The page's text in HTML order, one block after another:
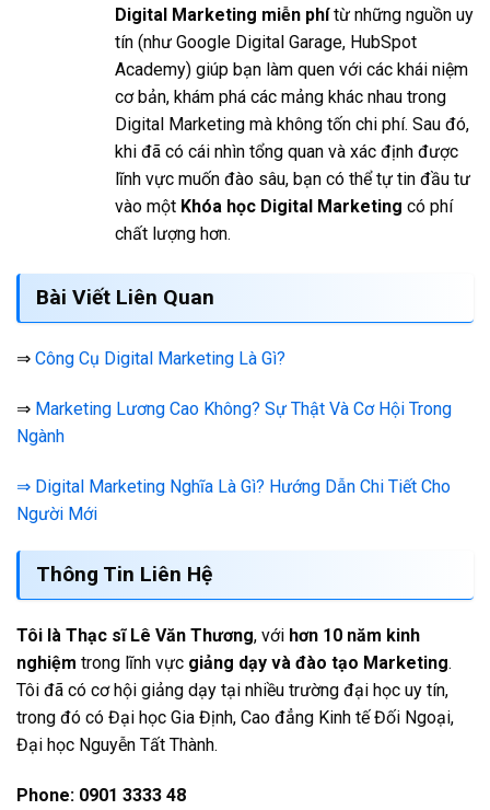
Digital Marketing miễn phítừ những nguồn uy
tín (như Google Digital Garage, HubSpot
Academy) giúp bạn làm quen với các khái niệm
cơ bản, khám phá các mảng khác nhau trong
Digital Marketing mà không tốn chi phí. Sau đó,
khi đã có cái nhìn tổng quan và xác định được
lĩnh vực muốn đào sâu, bạn có thể tự tin đầu tư
vào một Khóa học Digital Marketing có phí
chất lượng hơn.
Bài Viết Liên Quan
⇒ Công Cụ Digital Marketing Là Gì?
⇒ Marketing Lương Cao Không? Sự Thật Và Cơ Hội Trong
Ngành
⇒ Digital Marketing Nghĩa Là Gì? Hướng Dẫn Chi Tiết Cho
Người Mới
Thông Tin Liên Hệ
Tôi là Thạc sĩ Lê Văn Thương, với hơn 10 năm kinh
nghiệm trong lĩnh vực giảng dạy và đào tạo Marketing.
Tôi đã có cơ hội giảng dạy tại nhiều trường đại học uy tín,
trong đó có Đại học Gia Định, Cao đẳng Kinh tế Đối Ngoại,
Đại học Nguyễn Tất Thành.
Phone: 0901 3333 48